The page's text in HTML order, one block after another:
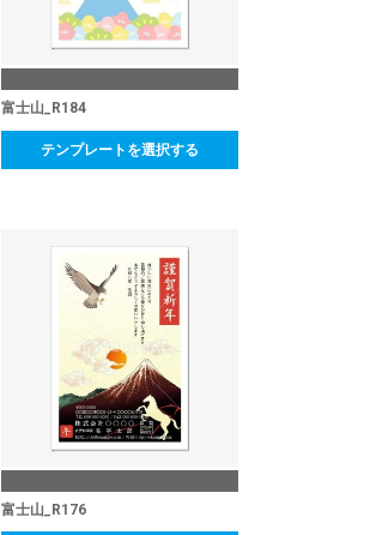
富士山_R184
テンプレートを選択する
富士山_R176